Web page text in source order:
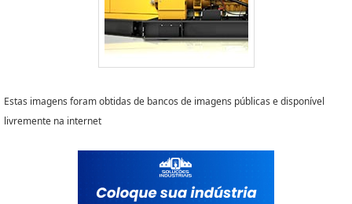
Estas imagens foram obtidas de bancos de imagens públicas e disponível
livremente na internet